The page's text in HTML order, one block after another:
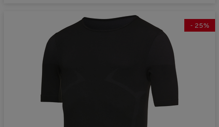
- 25%